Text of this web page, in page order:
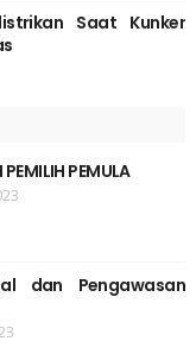
Saat Kunker
PEMULA
dan Pengawasan